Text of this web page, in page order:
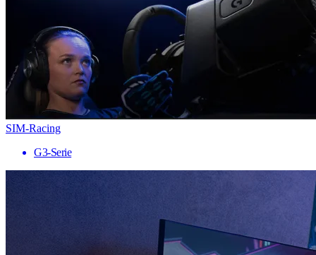
SIM-Racing
G3-Serie